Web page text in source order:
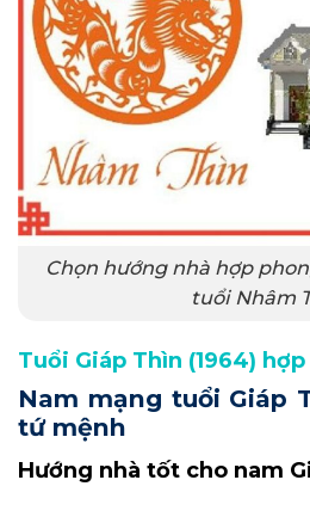
Chọn hướng nhà hợp
tuổi Nhâm
Tuổi Giáp Thìn (1964)
Nam mạng tuổi Giáp
tứ mệnh
Hướng nhà tốt cho nam